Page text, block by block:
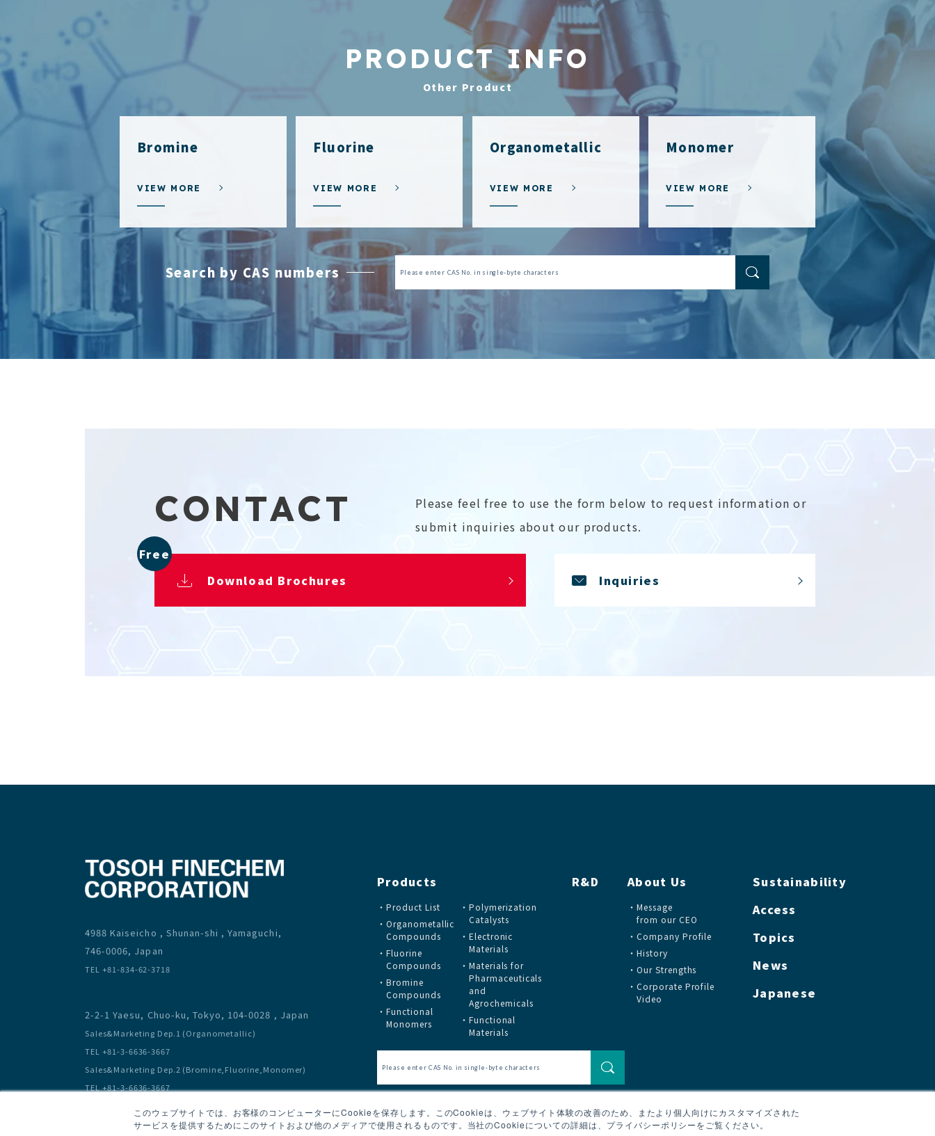
このウェブサイトでは、お客様のコンピューターにCookieを保存します。このCookieは、ウェブサイト体験の改善のため、またより個人向けにカスタマイズされた
サービスを提供するためにこのサイトおよび他のメディアで使用されるものです。当社のCookieについての詳細は、プライバシーポリシーをご覧ください。
PRODUCT INFO
Other Product
Bromine
VIEW MORE
Fluorine
VIEW MORE
Organometallic
VIEW MORE
Monomer
VIEW MORE
Search by CAS numbers
CONTACT
Please feel free to use the form below to request information or
submit inquiries about our products.
Download Brochures
Free
Inquiries
4988 Kaiseicho , Shunan-shi , Yamaguchi,
746-0006, Japan
TEL +81-834-62-3718
2-2-1 Yaesu, Chuo-ku, Tokyo, 104-0028 , Japan
Sales&Marketing Dep.1 (Organometallic)
TEL +81-3-6636-3667
Sales&Marketing Dep.2 (Bromine,Fluorine,Monomer)
TEL +81-3-6636-3667
Products
Product List
Organometallic
Compounds
Fluorine
Compounds
Bromine
Compounds
Functional
Monomers
Polymerization
Catalysts
Electronic
Materials
Materials for
Pharmaceuticals
and
Agrochemicals
Functional
Materials
R&D About Us
Message
from our CEO
Company Profile
History
Our Strengths
Corporate Profile
Video
Sustainability
Access
Topics
News
Japanese